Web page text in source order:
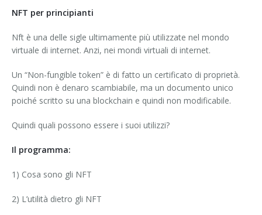
NFT per principianti
Nft è una delle sigle ultimamente più utilizzate nel mondo
virtuale di internet. Anzi, nei mondi virtuali di internet.
Un “Non-fungible token” è di fatto un certificato di proprietà.
Quindi non è denaro scambiabile, ma un documento unico
poiché scritto su una blockchain e quindi non modificabile.
Quindi quali possono essere i suoi utilizzi?
Il programma:
1) Cosa sono gli NFT
2) L’utilità dietro gli NFT